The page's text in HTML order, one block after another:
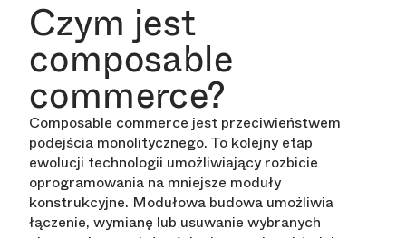
Czym jest
composable
commerce?
Composable commerce jest przeciwieństwem
podejścia monolitycznego. To kolejny etap
ewolucji technologii umożliwiający rozbicie
oprogramowania na mniejsze moduły
konstrukcyjne. Modułowa budowa umożliwia
łączenie, wymianę lub usuwanie wybranych